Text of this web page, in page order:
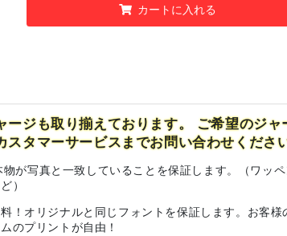
カートに入れる
ージも取り揃えております。 ご希望のジャ
スタマーサービスまでお問い合わせくださ
が写真と一致していることを保証します。（ワッ
）
！オリジナルと同じフォントを保証します。お客様
のプリントが自由！